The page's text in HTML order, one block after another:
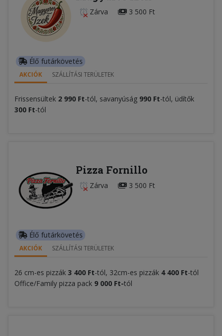
Zárva 3 500 Ft
Élő futárkövetés
AKCIÓK SZÁLLÍTÁSI TERÜLETEK
Frissensültek 2 990 Ft-tól, savanyúság 990 Ft-tól, üdítők
300 Ft-tól
Pizza Fornillo
Zárva 3 500 Ft
Élő futárkövetés
AKCIÓK SZÁLLÍTÁSI TERÜLETEK
26 cm-es pizzák 3 400 Ft-tól, 32cm-es pizzák 4 400 Ft-tól
Office/Family pizza pack 9 000 Ft-tól